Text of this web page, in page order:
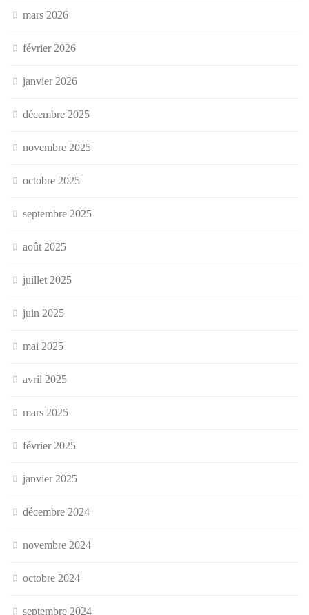
mars 2026
février 2026
janvier 2026
décembre 2025
novembre 2025
octobre 2025
septembre 2025
août 2025
juillet 2025
juin 2025
mai 2025
avril 2025
mars 2025
février 2025
janvier 2025
décembre 2024
novembre 2024
octobre 2024
septembre 2024